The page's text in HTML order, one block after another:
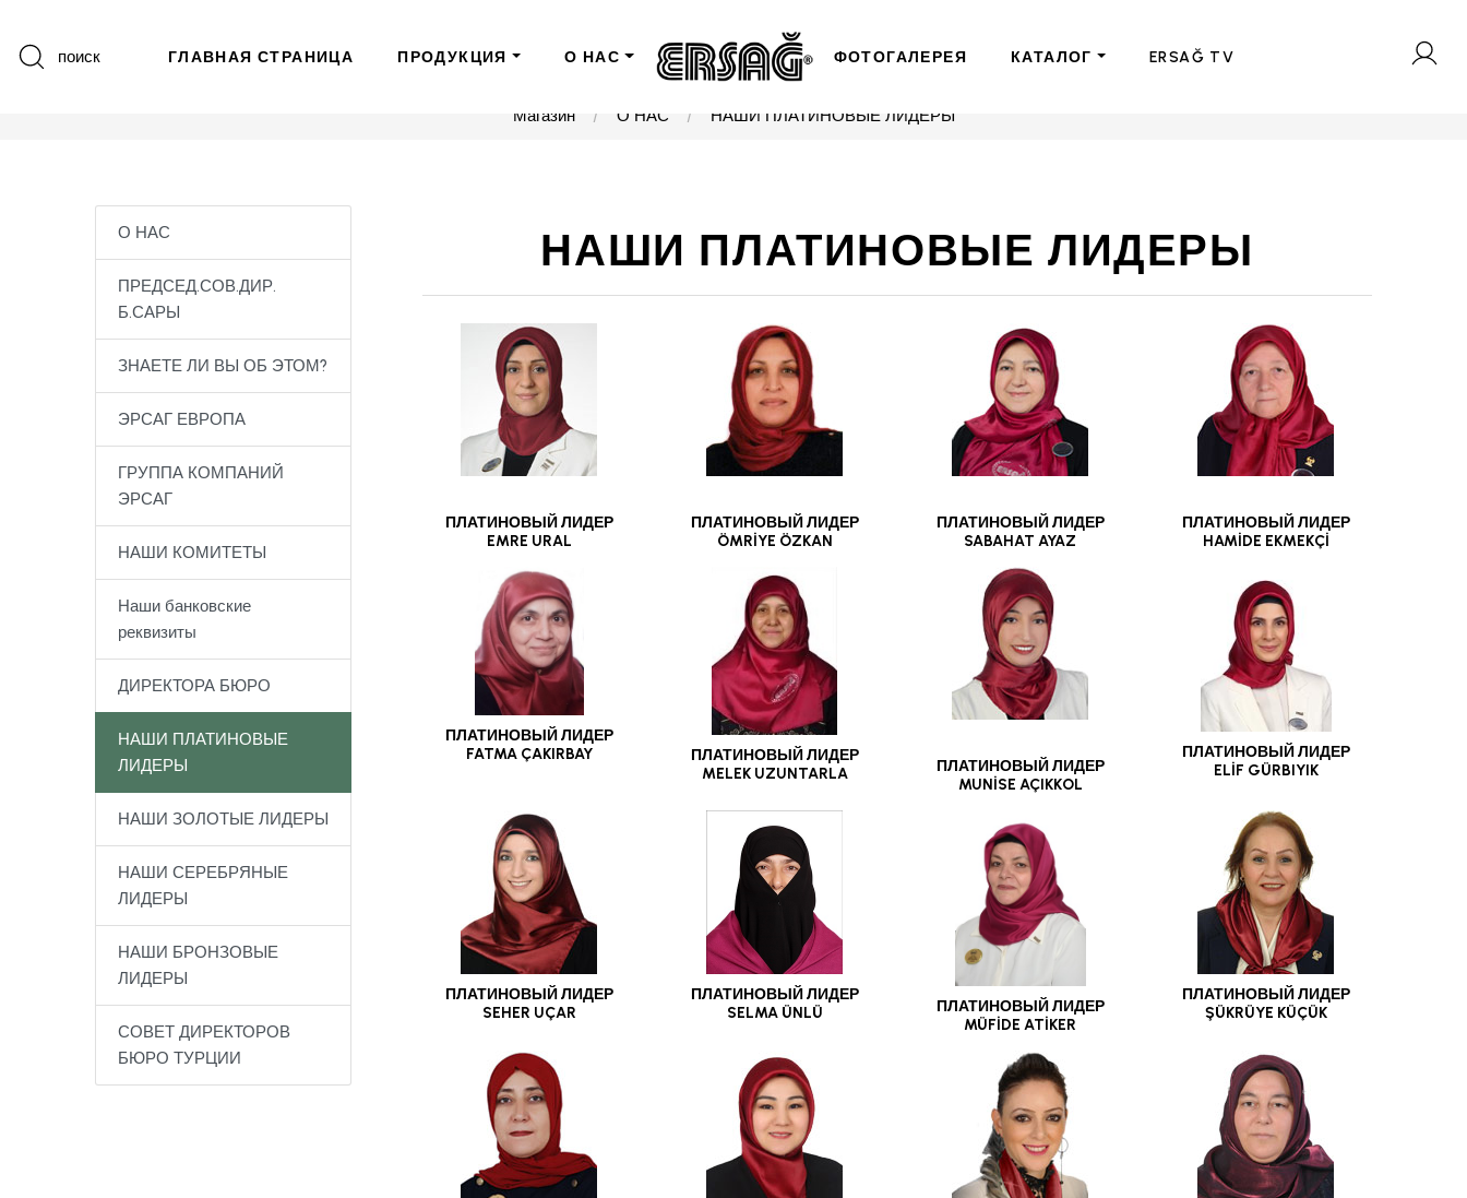
поиск ГЛАВНАЯ СТРАНИЦА ПРОДУКЦИЯ О НАС ФОТОГАЛЕРЕЯ КАТАЛОГ ERSAĞ TV
Магазин О НАС НАШИ ПЛАТИНОВЫЕ ЛИДЕРЫ
О НАС
ПРЕДСЕД.СОВ.ДИР.
Б.САРЫ
ЗНАЕТЕ ЛИ ВЫ ОБ ЭТОМ?
ЭРСАГ ЕВРОПА
ГРУППА КОМПАНИЙ
ЭРСАГ
НАШИ КОМИТЕТЫ
Наши банковские
реквизиты
ДИРЕКТОРА БЮРО
НАШИ ПЛАТИНОВЫЕ
ЛИДЕРЫ
НАШИ ЗОЛОТЫЕ ЛИДЕРЫ
НАШИ СЕРЕБРЯНЫЕ
ЛИДЕРЫ
НАШИ БРОНЗОВЫЕ
ЛИДЕРЫ
СОВЕТ ДИРЕКТОРОВ
БЮРО ТУРЦИИ
НАШИ ПЛАТИНОВЫЕ ЛИДЕРЫ
ПЛАТИНОВЫЙ ЛИДЕР
EMRE URAL
ПЛАТИНОВЫЙ ЛИДЕР
ÖMRİYE ÖZKAN
ПЛАТИНОВЫЙ ЛИДЕР
SABAHAT AYAZ
ПЛАТИНОВЫЙ ЛИДЕР
HAMİDE EKMEKÇİ
ПЛАТИНОВЫЙ ЛИДЕР
FATMA ÇAKIRBAY
ПЛАТИНОВЫЙ ЛИДЕР
MELEK UZUNTARLA
ПЛАТИНОВЫЙ ЛИДЕР
MUNİSE AÇIKKOL
ПЛАТИНОВЫЙ ЛИДЕР
ELİF GÜRBIYIK
ПЛАТИНОВЫЙ ЛИДЕР
SEHER UÇAR
ПЛАТИНОВЫЙ ЛИДЕР
SELMA ÜNLÜ
ПЛАТИНОВЫЙ ЛИДЕР
MÜFİDE ATİKER
ПЛАТИНОВЫЙ ЛИДЕР
ŞÜKRÜYE KÜÇÜK